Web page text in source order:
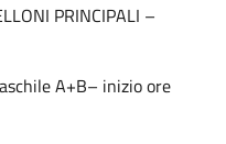
PRINCIPALI –
A+B– inizio ore